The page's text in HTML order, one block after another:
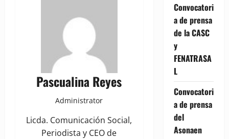
Pascualina Reyes
Administrator
Licda. Comunicación Social,
Periodista y CEO de
Convocatori
a de prensa
de la CASC
y
FENATRASA
L
Convocatori
a de prensa
del
Asonaen